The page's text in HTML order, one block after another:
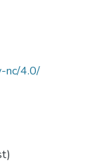
nc/4.0/